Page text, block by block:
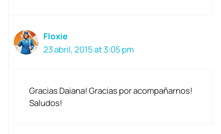
Floxie
23 abril, 2015 at 3:05 pm
Gracias Daiana! Gracias por acompañarnos!
Saludos!